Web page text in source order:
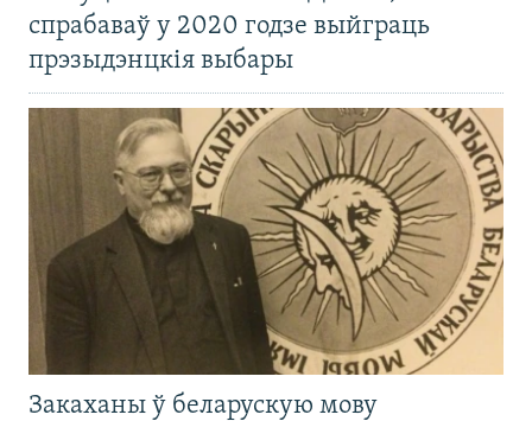
спрабаваў у 2020 годзе выйграць
прэзыдэнцкія выбары
Закаханы ў беларускую мову